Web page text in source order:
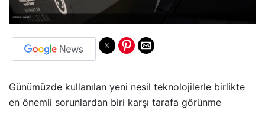
Günümüzde kullanılan yeni nesil teknolojilerle birlikte
en önemli sorunlardan biri karşı tarafa görünme